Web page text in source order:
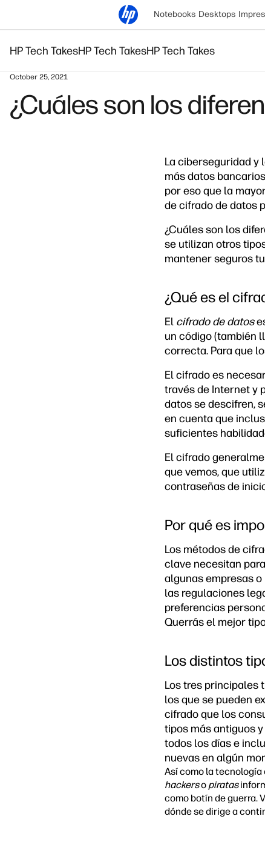
Notebooks Desktops
HP Tech TakesHP Tech TakesHP Tech Takes
October 25, 2021
¿Cuáles son los
La ciberseguridad y
más datos
por eso que la
de cifrado de datos
¿Cuáles son los
se utilizan otros
mantener seguros
¿Qué es el
El cifrado de datos
un código (también
correcta. Para que
El cifrado es
través de Internet y
datos se descifren,
en cuenta que
suficientes
El cifrado
que vemos, que
contraseñas de
Por qué es
Los métodos de
clave necesitan
algunas empresas
las regulaciones
preferencias
Querrás el mejor
Los distintos
Los tres principales
los que se pueden
cifrado que los
tipos más antiguos
todos los días e
nuevas en algún
Así como la
hackerso piratas
como botín de guerra.
dónde se dirige a